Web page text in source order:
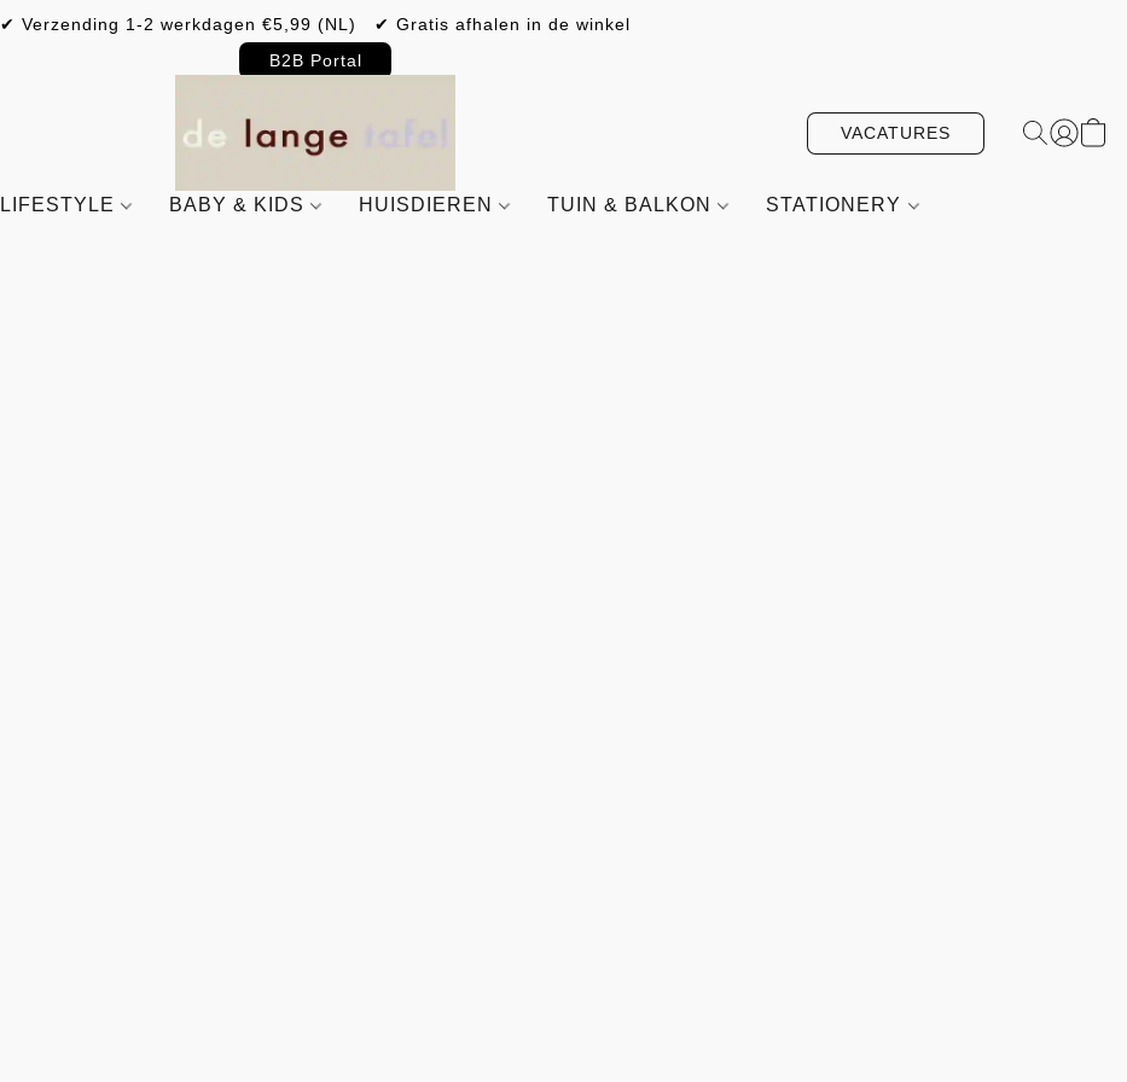
✔ Verzending 1-2 werkdagen €5,99 (NL) ✔ Gratis afhalen in de winkel
B2B Portal
VACATURES
LIFESTYLE BABY & KIDS HUISDIEREN TUIN & BALKON STATIONERY